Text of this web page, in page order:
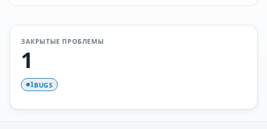
ЗАКРЫТЫЕ ПРОБЛЕМЫ
1
1BUGS